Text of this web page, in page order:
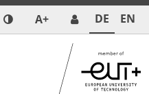
A+ DE EN